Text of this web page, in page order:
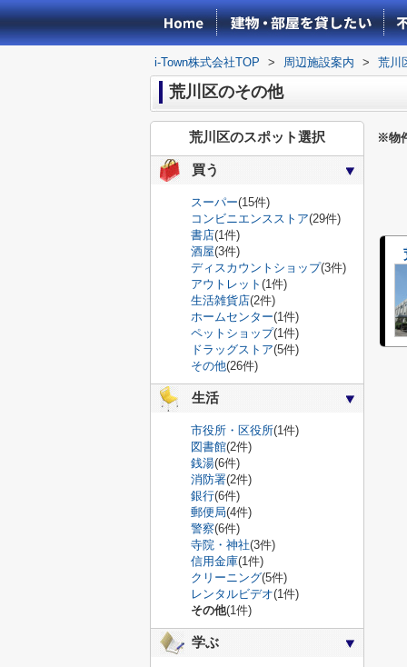
i-Town株式会社TOP > 周辺施設案内 > 荒川
荒川区のその他
※物
荒川区のスポット選択
買う
スーパー(15件)
コンビニエンスストア(29件)
書店(1件)
酒屋(3件)
ディスカウントショップ(3件)
アウトレット (1件)
生活雑貨店(2件)
ホームセンター(1件)
ペットショップ(1件)
ドラッグストア(5件)
その他(26件)
生活
市役所・区役所(1件)
図書館(2件)
銭湯(6件)
消防署(2件)
銀行(6件)
郵便局(4件)
警察(6件)
寺院・神社(3件)
信用金庫(1件)
クリーニング(5件)
レンタルビデオ(1件)
その他(1件)
学ぶ